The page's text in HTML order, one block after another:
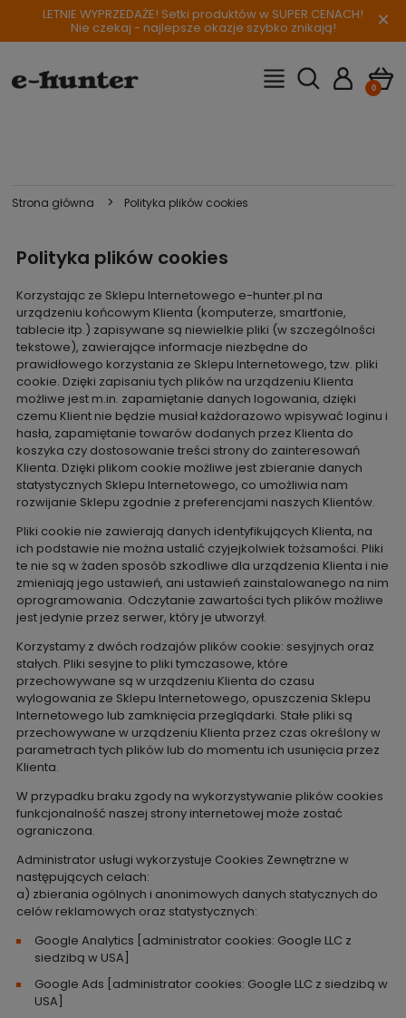
LETNIE WYPRZEDAŻE! Setki produktów w SUPER CENACH!
Nie czekaj - najlepsze okazje szybko znikają! ×
Strona główna > Polityka plików cookies
Polityka plików cookies
Korzystając ze Sklepu Internetowego e-hunter.pl na
urządzeniu końcowym Klienta (komputerze, smartfonie,
tablecie itp.) zapisywane są niewielkie pliki (w szczególności
tekstowe), zawierające informacje niezbędne do
prawidłowego korzystania ze Sklepu Internetowego, tzw. pliki
cookie. Dzięki zapisaniu tych plików na urządzeniu Klienta
możliwe jest m.in. zapamiętanie danych logowania, dzięki
czemu Klient nie będzie musiał każdorazowo wpisywać loginu i
hasła, zapamiętanie towarów dodanych przez Klienta do
koszyka czy dostosowanie treści strony do zainteresowań
Klienta. Dzięki plikom cookie możliwe jest zbieranie danych
statystycznych Sklepu Internetowego, co umożliwia nam
rozwijanie Sklepu zgodnie z preferencjami naszych Klientów.
Pliki cookie nie zawierają danych identyfikujących Klienta, na
ich podstawie nie można ustalić czyjejkolwiek tożsamości. Pliki
te nie są w żaden sposób szkodliwe dla urządzenia Klienta i nie
zmieniają jego ustawień, ani ustawień zainstalowanego na nim
oprogramowania. Odczytanie zawartości tych plików możliwe
jest jedynie przez serwer, który je utworzył.
Korzystamy z dwóch rodzajów plików cookie: sesyjnych oraz
stałych. Pliki sesyjne to pliki tymczasowe, które
przechowywane są w urządzeniu Klienta do czasu
wylogowania ze Sklepu Internetowego, opuszczenia Sklepu
Internetowego lub zamknięcia przeglądarki. Stałe pliki są
przechowywane w urządzeniu Klienta przez czas określony w
parametrach tych plików lub do momentu ich usunięcia przez
Klienta.
W przypadku braku zgody na wykorzystywanie plików cookies
funkcjonalność naszej strony internetowej może zostać
ograniczona.
Administrator usługi wykorzystuje Cookies Zewnętrzne w
następujących celach:
a) zbierania ogólnych i anonimowych danych statycznych do
celów reklamowych oraz statystycznych:
Google Analytics [administrator cookies: Google LLC z
siedzibą w USA]
Google Ads [administrator cookies: Google LLC z siedzibą w
USA]